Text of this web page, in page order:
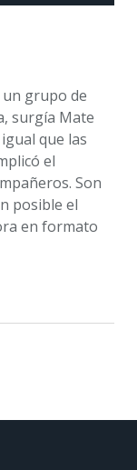
un grupo de
surgía Mate
que las
el
Son
posible el
en formato